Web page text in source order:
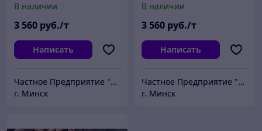
В наличии
3 560 руб./т
Написать
Частное Предприятие "ПромШтамп"
г. Минск
В наличии
3 560 руб./т
Написать
Частное Предприятие "ПромШтамп"
г. Минск